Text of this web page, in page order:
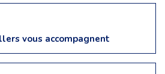
vous accompagnent